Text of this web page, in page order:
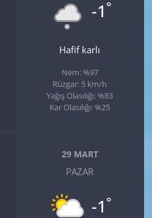
-1 °
Hafif karlı
Nem: %97
Rüzgar: 5 km/h
Yağış Olasılığı: %83
Kar Olasılığı: %25
29 MART
PAZAR
-1 °